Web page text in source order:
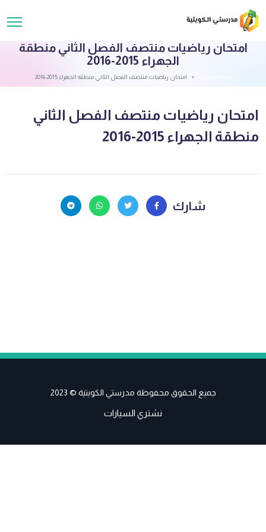
امتحان رياضيات منتصف الفصل الثاني منطقة
الجهراء 2015-2016
امتحان رياضيات منتصف الفصل الثاني منطقة الجهراء 2015-2016
امتحان رياضيات منتصف الفصل الثاني
منطقة الجهراء 2015-2016
شارك
جميع الحقوق محفوظة مدرستي الكويتية © 2023
نشتري السيارات